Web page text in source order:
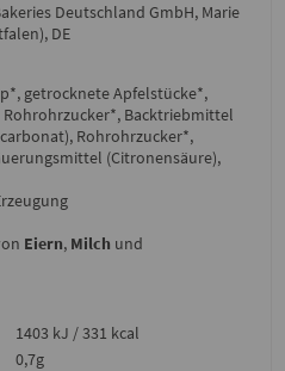
Deutschland GmbH, Marie
DE
getrocknete Apfelstücke*,
Rohrohrzucker*, Backtriebmittel
Rohrohrzucker*,
(Citronensäure),
Eiern, Milch und
1403 kJ / 331 kcal
0,7g